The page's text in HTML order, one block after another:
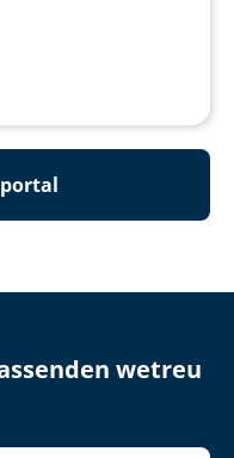
wetreu